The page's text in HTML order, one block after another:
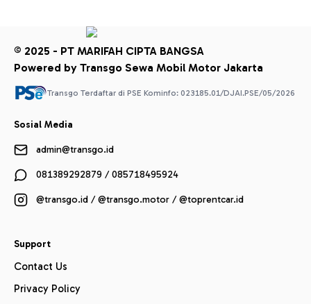
© 2025 - PT MARIFAH CIPTA BANGSA
Powered by Transgo Sewa Mobil Motor Jakarta
Transgo Terdaftar di PSE Kominfo: 023185.01/DJAI.PSE/05/2026
Sosial Media
admin@transgo.id
081389292879 / 085718495924
@transgo.id / @transgo.motor / @toprentcar.id
Support
Contact Us
Privacy Policy